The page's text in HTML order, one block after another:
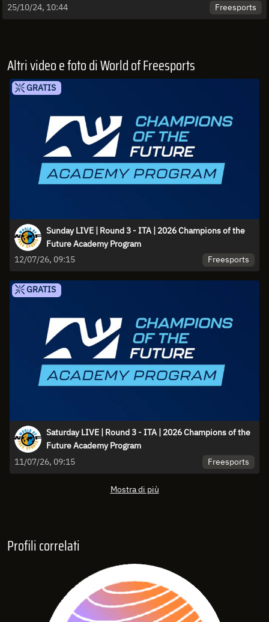
25/10/24, 10:44
Freesports
Altri video e foto di World of Freesports
GRATIS
Sunday LIVE | Round 3 - ITA | 2026 Champions of the
Future Academy Program
12/07/26, 09:15
Freesports
GRATIS
Saturday LIVE | Round 3 - ITA | 2026 Champions of the
Future Academy Program
11/07/26, 09:15
Freesports
Mostra di più
Profili correlati